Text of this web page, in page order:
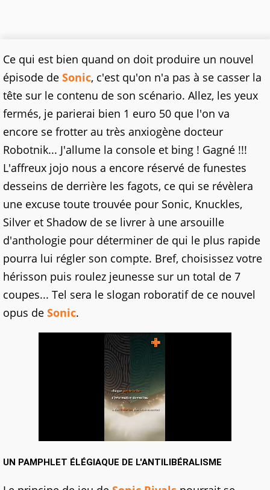
Ce qui est bien quand on doit produire un nouvel
épisode de Sonic, c'est qu'on n'a pas à se casser la
tête sur le contenu de son scénario. Allez, les yeux
fermés, je parierai bien 1 euro 50 que l'on va
encore se frotter au très anxiogène docteur
Robotnik... J'allume la console et bing ! Gagné !!!
L'affreux jojo nous a encore réservé de funestes
desseins de derrière les fagots, ce qui se révèlera
une excuse toute trouvée pour Sonic, Knuckles,
Silver et Shadow de se livrer à une arsouille
d'anthologie pour déterminer de qui le plus rapide
pourra lui régler son compte. Bref, choisissez votre
hérisson puis roulez jeunesse sur un total de 7
coupes... Tel sera le slogan roboratif de ce nouvel
opus de Sonic.
UN PAMPHLET ÉLÉGIAQUE DE L'ANTILIBÉRALISME